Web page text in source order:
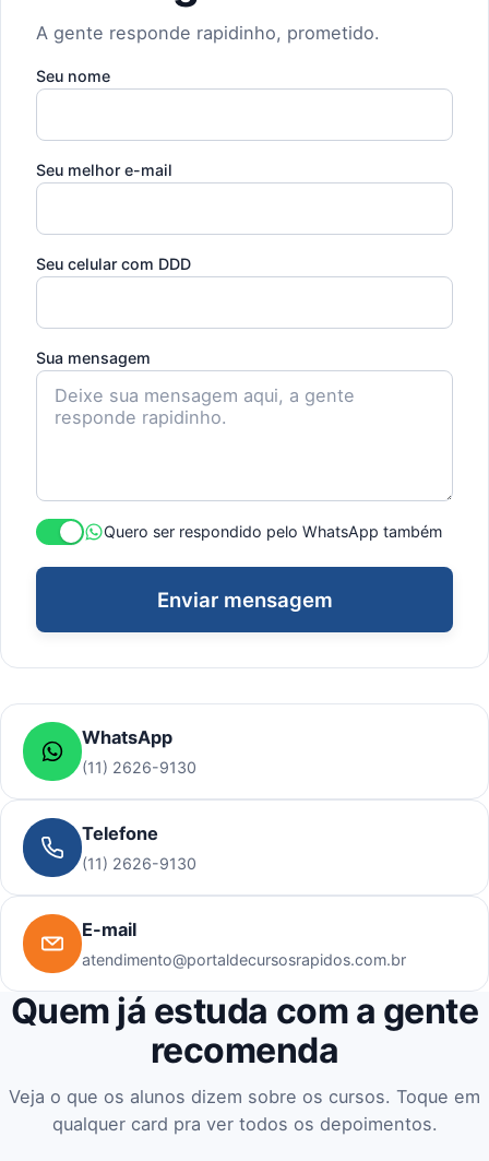
A gente responde rapidinho, prometido.
Seu nome
Seu melhor e-mail
Seu celular com DDD
Sua mensagem
Quero ser respondido pelo WhatsApp também
Enviar mensagem
WhatsApp
(11) 2626-9130
Telefone
(11) 2626-9130
E-mail
atendimento@portaldecursosrapidos.com.br
Quem já estuda com a gente
recomenda
Veja o que os alunos dizem sobre os cursos. Toque em
qualquer card pra ver todos os depoimentos.